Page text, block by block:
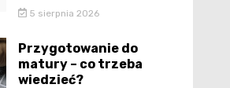
5 sierpnia 2026
Przygotowanie do
matury – co trzeba
wiedzieć?